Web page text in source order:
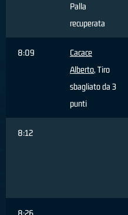
Palla
recuperata
8:09
Cacace
Alberto, Tiro
sbagliato da 3
punti
8:12
8:26